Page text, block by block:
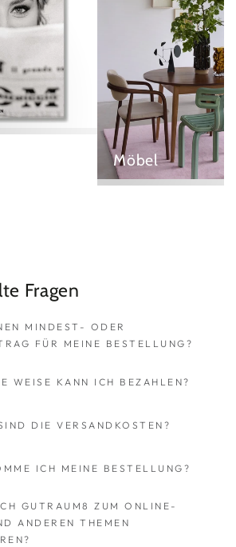
Möbel
Fragen
MINDEST- ODER
FÜR MEINE BESTELLUNG?
WEISE KANN ICH BEZAHLEN?
DIE VERSANDKOSTEN?
ICH MEINE BESTELLUNG?
GUTRAUM8 ZUM ONLINE-
ANDEREN THEMEN